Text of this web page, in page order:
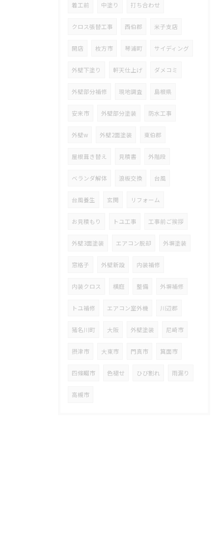
着工前 中塗り 打ち合わせ
クロス張替工事 西伯郡 米子支店
開店 枚方市 琴浦町 サイディング
外壁下塗り 軒天仕上げ ダメコミ
外壁部分補修 現地調査 島根県
安来市 外壁部分塗装 防水工事
外壁w 外壁2面塗装 東伯郡
屋根葺き替え 見積書 外階段
ベランダ解体 浪板交換 台風
台風養生 玄関 リフォーム
お見積もり トユ工事 工事前ご挨拶
外壁3面塗装 エアコン脱却 外塀塗装
窓格子 外壁新設 内装補修
内装クロス 横庭 整備 外塀補修
トユ補修 エアコン室外機 川辺郡
猪名川町 大阪 外壁塗装 尼崎市
摂津市 大東市 門真市 箕面市
四條畷市 色褪せ ひび割れ 雨漏り
高槻市